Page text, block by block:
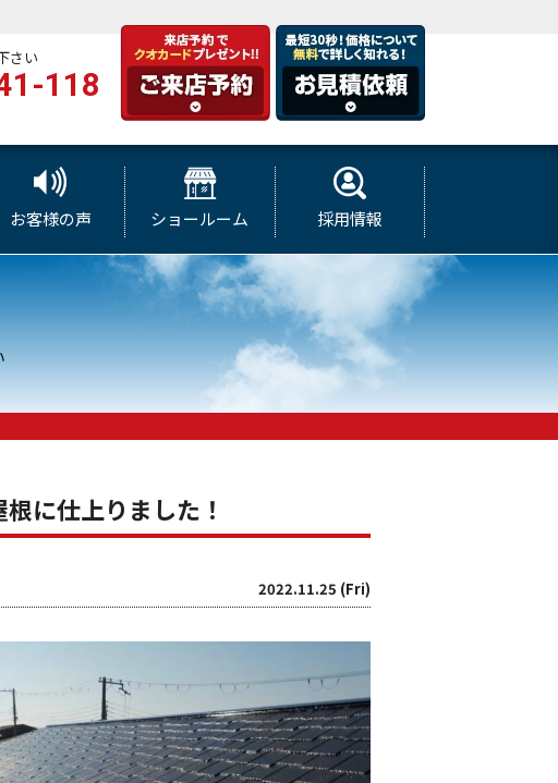
さい
118
お客様の声 ショールーム 採用情報
に仕上りました！
2022.11.25 (Fri)